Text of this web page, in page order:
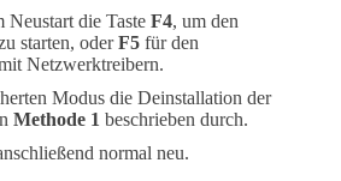
Neustart die Taste F4, um den
starten, oderF5 für den
Netzwerktreibern.
Modus die Deinstallation der
Methode 1 beschrieben durch.
normal neu.